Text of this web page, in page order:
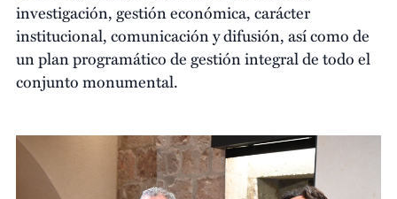
investigación, gestión económica, carácter
institucional, comunicación y difusión, así como de
un plan programático de gestión integral de todo el
conjunto monumental.